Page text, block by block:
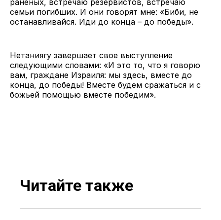
семьи погибших. И они говорят мне: «Биби, не
останавливайся. Иди до конца – до победы».
Нетаниягу завершает свое выступление
следующими словами: «И это то, что я говорю
вам, граждане Израиля: мы здесь, вместе до
конца, до победы! Вместе будем сражаться и с
божьей помощью вместе победим».
Читайте также